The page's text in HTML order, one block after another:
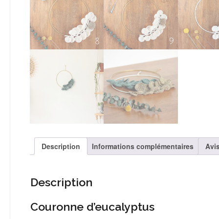
Description Informations complémentaires
Description
Couronne d’eucalyptus